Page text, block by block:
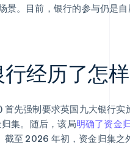
景。目前，银行的参与仍是
经历了怎
首先强制要求英国九大银行
集。随后，该局明确了资金
至 2026 年初，资金归集之